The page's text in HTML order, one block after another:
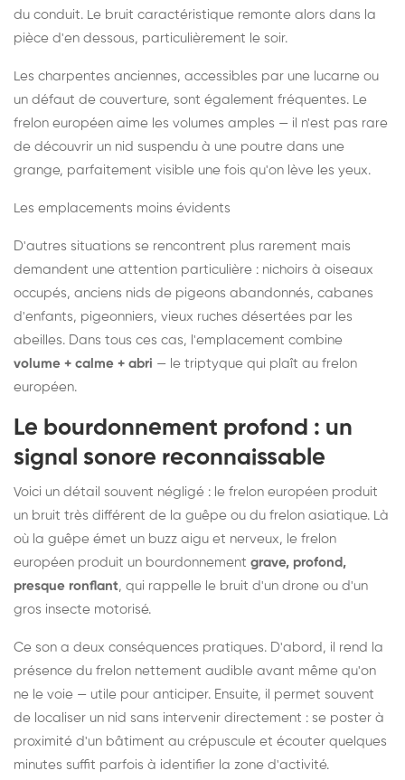
du conduit. Le bruit caractéristique remonte alors dans la
pièce d'en dessous, particulièrement le soir.
Les charpentes anciennes, accessibles par une lucarne ou
un défaut de couverture, sont également fréquentes. Le
frelon européen aime les volumes amples — il n'est pas rare
de découvrir un nid suspendu à une poutre dans une
grange, parfaitement visible une fois qu'on lève les yeux.
Les emplacements moins évidents
D'autres situations se rencontrent plus rarement mais
demandent une attention particulière : nichoirs à oiseaux
occupés, anciens nids de pigeons abandonnés, cabanes
d'enfants, pigeonniers, vieux ruches désertées par les
abeilles. Dans tous ces cas, l'emplacement combine
volume + calme + abri — le triptyque qui plaît au frelon
européen.
Le bourdonnement profond : un
signal sonore reconnaissable
Voici un détail souvent négligé : le frelon européen produit
un bruit très différent de la guêpe ou du frelon asiatique. Là
où la guêpe émet un buzz aigu et nerveux, le frelon
européen produit un bourdonnement grave, profond,
presque ronflant, qui rappelle le bruit d'un drone ou d'un
gros insecte motorisé.
Ce son a deux conséquences pratiques. D'abord, il rend la
présence du frelon nettement audible avant même qu'on
ne le voie — utile pour anticiper. Ensuite, il permet souvent
de localiser un nid sans intervenir directement : se poster à
proximité d'un bâtiment au crépuscule et écouter quelques
minutes suffit parfois à identifier la zone d'activité.